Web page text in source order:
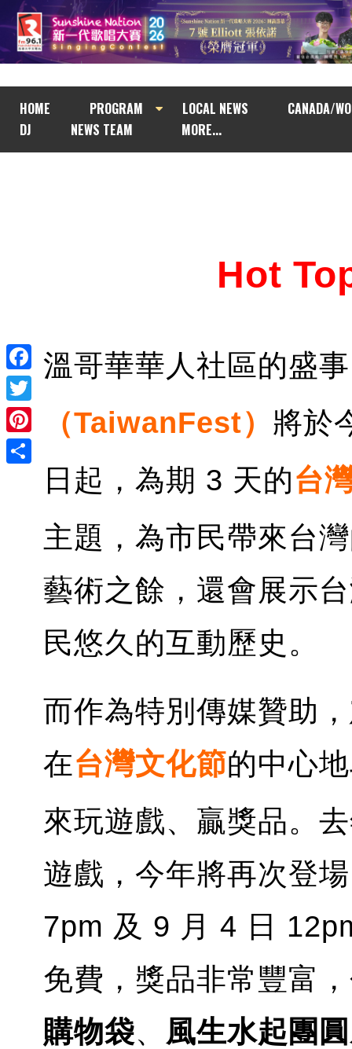
HOME PROGRAM LOCAL NEWS
CANADA/
DJ
NEWS TEAM MORE...
Facebook
Twitter
Pinterest
Hot
溫哥華華人社區的盛
（TaiwanFest） 將於
日起，為期 3 天的台
主題，為市民帶來台
藝術之餘，還會展示
民悠久的互動歷史。
而作為特別傳媒贊助，
在台灣文化節的中心
來玩遊戲、贏獎品。
遊戲，今年將再次登
7pm 及 9 月 4 日
免費，獎品非常豐富
購物袋、 風生水起團